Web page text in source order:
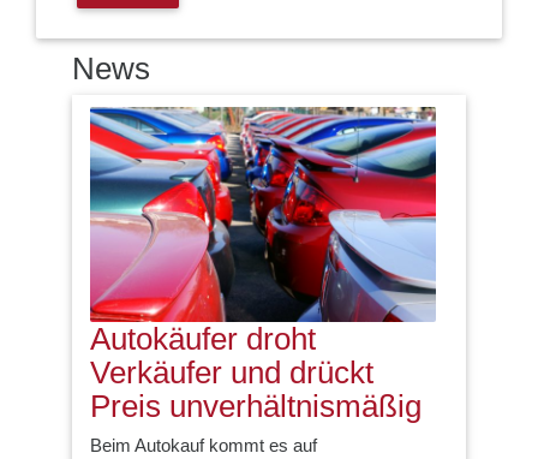
News
Autokäufer droht
Verkäufer und drückt
Preis unverhältnismäßig
Beim Autokauf kommt es auf